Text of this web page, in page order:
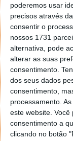
poderemos usar
precisos através
consentir o
nossos 1731
alternativa, pode
alterar as suas
consentimento.
dos seus dados
consentimento,
processamento.
este website.
consentimento a
clicando no botão
ParaSigrid de
que se
Todos
na UE,
acelerar.
Além